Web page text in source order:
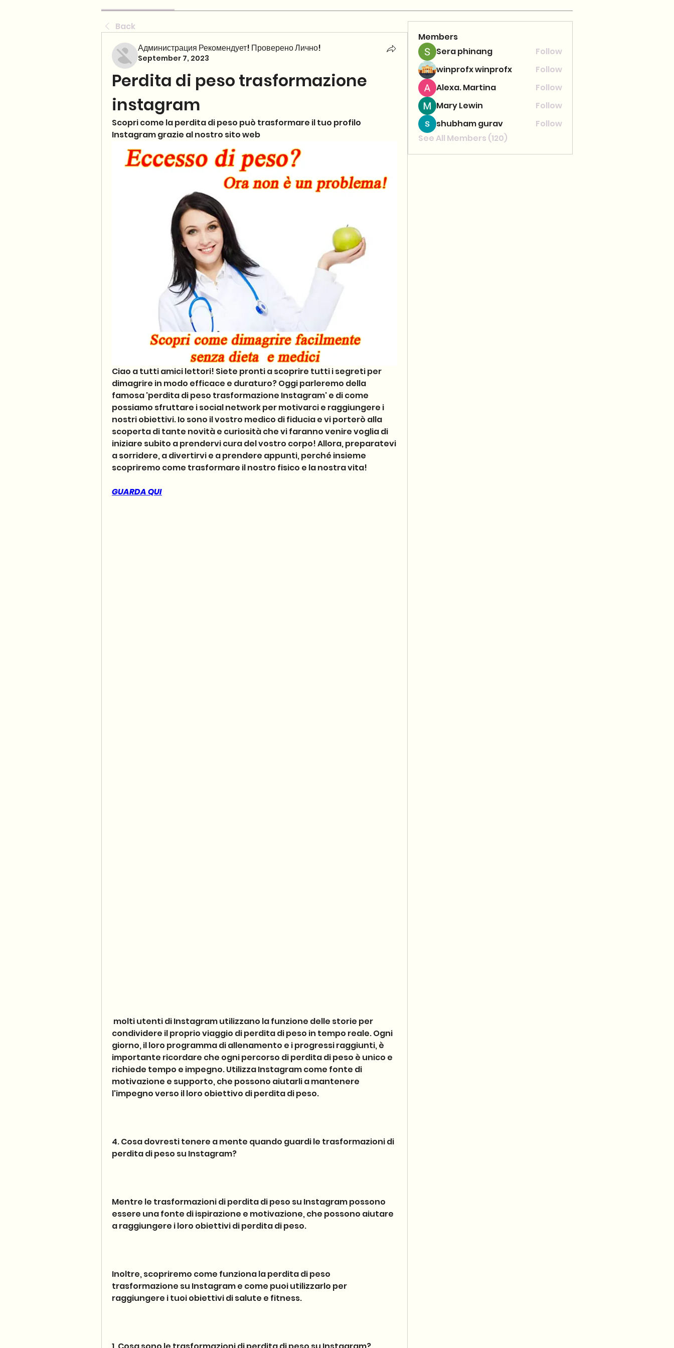
Back
Администрация Рекомендует! Проверено Лично!
September 7, 2023
Perdita di peso trasformazione
instagram
Scopri come la perdita di peso può trasformare il tuo profilo
Instagram grazie al nostro sito web
Ciao a tutti amici lettori! Siete pronti a scoprire tutti i segreti per
dimagrire in modo efficace e duraturo? Oggi parleremo della
famosa 'perdita di peso trasformazione Instagram' e di come
possiamo sfruttare i social network per motivarci e raggiungere i
nostri obiettivi. Io sono il vostro medico di fiducia e vi porterò alla
scoperta di tante novità e curiosità che vi faranno venire voglia di
iniziare subito a prendervi cura del vostro corpo! Allora, preparatevi
a sorridere, a divertirvi e a prendere appunti, perché insieme
scopriremo come trasformare il nostro fisico e la nostra vita!
GUARDA QUI
condividere il proprio viaggio di perdita di peso in tempo reale. Ogni
giorno, il loro programma di allenamento e i progressi raggiunti, è
importante ricordare che ogni percorso di perdita di peso è unico e
richiede tempo e impegno. Utilizza Instagram come fonte di
motivazione e supporto, che possono aiutarli a mantenere
l'impegno verso il loro obiettivo di perdita di peso.
4. Cosa dovresti tenere a mente quando guardi le trasformazioni di
perdita di peso su Instagram?
Mentre le trasformazioni di perdita di peso su Instagram possono
essere una fonte di ispirazione e motivazione, che possono aiutare
a raggiungere i loro obiettivi di perdita di peso.
Inoltre, scopriremo come funziona la perdita di peso
trasformazione su Instagram e come puoi utilizzarlo per
raggiungere i tuoi obiettivi di salute e fitness.
Members
Sera phinang
Follow
winprofx winprofx
Follow
Alexa. Martina
Follow
Mary Lewin
Follow
shubham gurav
Follow
See All Members (120)